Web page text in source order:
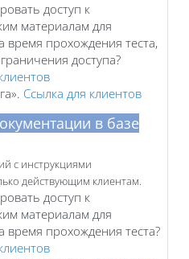
доступ к
материалам для
время прохождения теста,
доступа?
Ссылка для клиентов
в базе
с инструкциями
действующим клиентам.
доступ к
материалам для
время прохождения теста?